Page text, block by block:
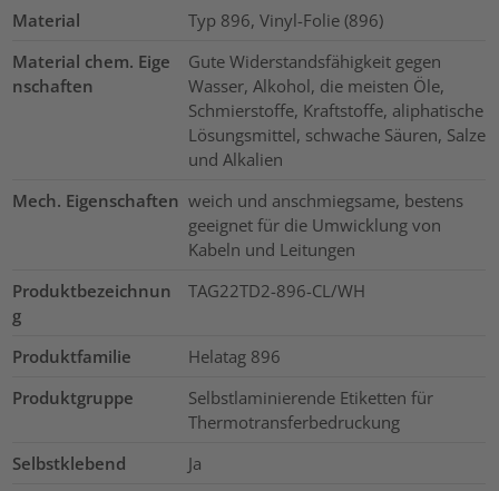
Material
Typ 896, Vinyl-Folie (896)
Material chem. Eige
nschaften
Gute Widerstandsfähigkeit gegen
Wasser, Alkohol, die meisten Öle,
Schmierstoffe, Kraftstoffe, aliphatische
Lösungsmittel, schwache Säuren, Salze
und Alkalien
Mech. Eigenschaften weich und anschmiegsame, bestens
geeignet für die Umwicklung von
Kabeln und Leitungen
Produktbezeichnun
g
TAG22TD2-896-CL/WH
Produktfamilie
Helatag 896
Produktgruppe
Selbstlaminierende Etiketten für
Thermotransferbedruckung
Selbstklebend
Ja